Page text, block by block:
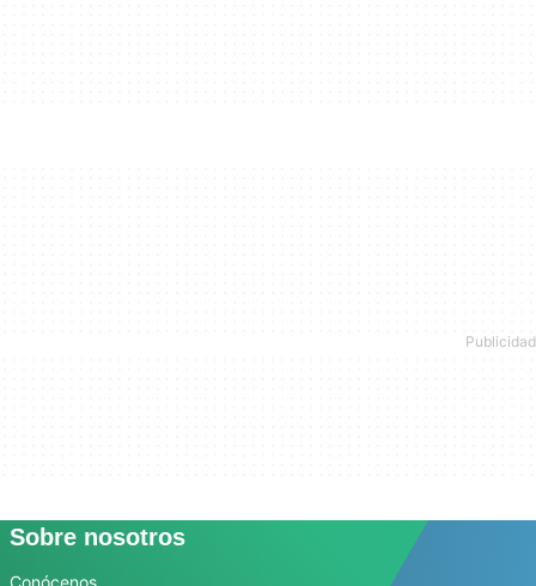
Sobre nosotros
Conócenos